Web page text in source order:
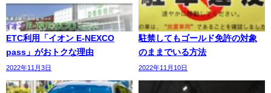
ETC利用「イオン E-NEXCO
pass」がおトクな理由
2022年11月3日
駐禁してもゴールド免許の対象
のままでいる方法
2022年11月10日